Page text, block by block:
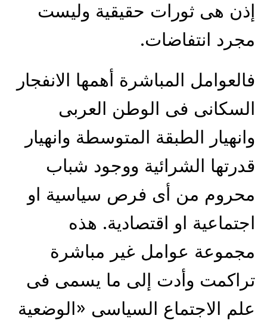
إذن هى ثورات حقيقية وليست
مجرد انتفاضات.
فالعوامل المباشرة أهمها الانفجار
السكانى فى الوطن العربى
وانهيار الطبقة المتوسطة وانهيار
قدرتها الشرائية ووجود شباب
محروم من أى فرص سياسية او
اجتماعية او اقتصادية. هذه
مجموعة عوامل غير مباشرة
تراكمت وأدت إلى ما يسمى فى
علم الاجتماع السياسى «الوضعية